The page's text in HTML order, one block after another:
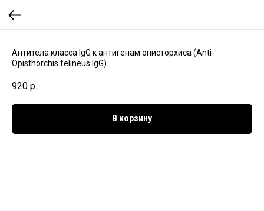
Антитела класса IgG к антигенам описторхиса (Anti-
Opisthorchis felineus IgG)
920 р.
В корзину